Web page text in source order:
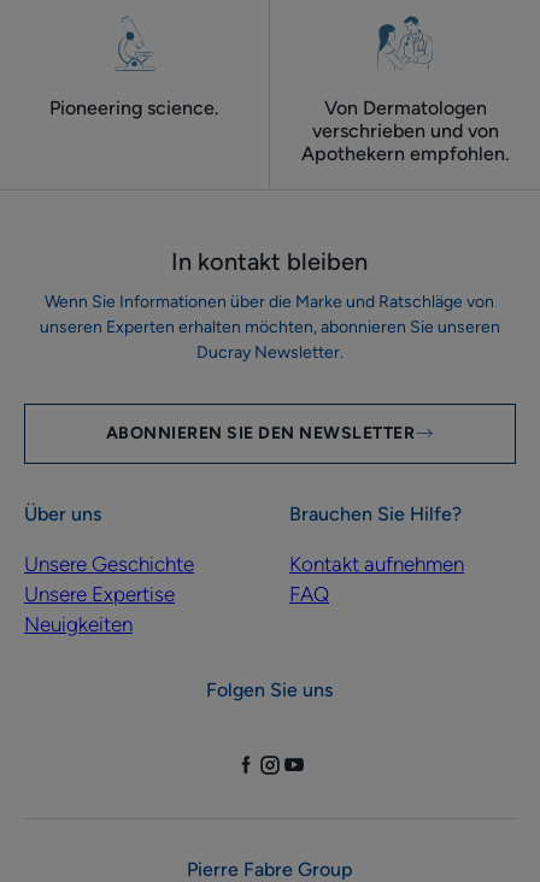
Pioneering science.
Von Dermatologen
verschrieben und von
Apothekern empfohlen.
In kontakt bleiben
Wenn Sie Informationen über die Marke und Ratschläge von
unseren Experten erhalten möchten, abonnieren Sie unseren
Ducray Newsletter.
ABONNIEREN SIE DEN NEWSLETTER
Über uns
Unsere Geschichte
Unsere Expertise
Neuigkeiten
Brauchen Sie Hilfe?
Kontakt aufnehmen
FAQ
Folgen Sie uns
Pierre Fabre Group